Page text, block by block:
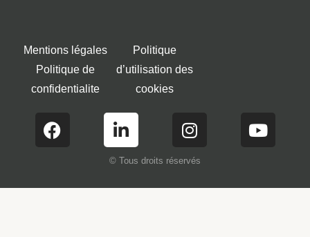
Mentions légales
Politique de
confidentialite
Politique
d’utilisation des
cookies
© Tous droits réservés